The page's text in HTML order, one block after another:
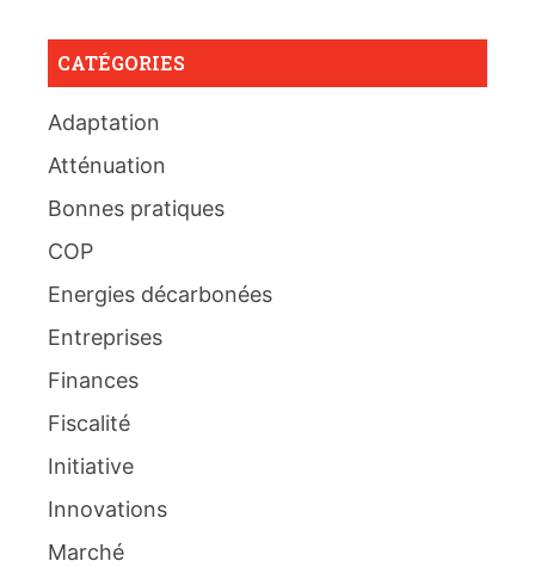
CATÉGORIES
Adaptation
Atténuation
Bonnes pratiques
COP
Energies décarbonées
Entreprises
Finances
Fiscalité
Initiative
Innovations
Marché